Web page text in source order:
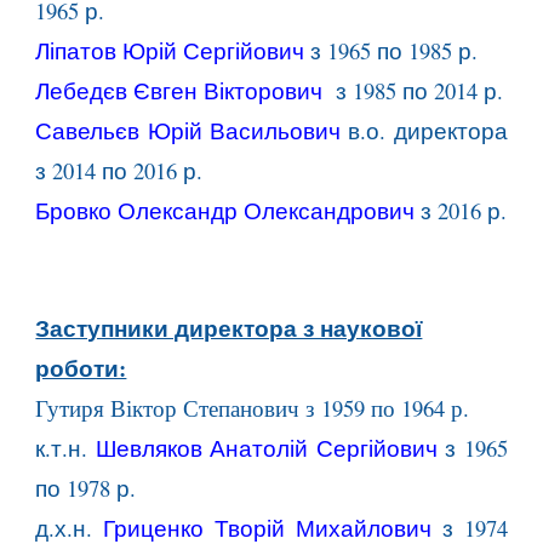
1965 р.
Ліпатов Юрій Сергійович з 1965 по 1985 р.
Лебедєв Євген Вікторович з 1985 по 2014 р.
Савельєв Юрій Васильович в.о. директора
з 2014 по 2016 р.
Бровко Олександр Олександрович з 2016 р.
Заступники директора з наукової
роботи:
Гутиря Віктор Степанович з 1959 по 1964 р.
к.т.н. Шевляков Анатолій Сергійович з 1965
по 1978 р.
д.х.н. Гриценко Творій Михайлович з 1974